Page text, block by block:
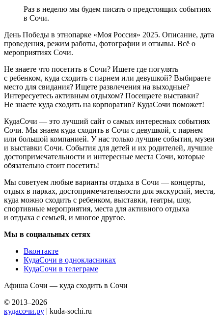
Раз в неделю мы будем писать о предстоящих событиях
в Сочи.
День Победы в этнопарке «Моя Россия» 2025. Описание, дата
проведения, режим работы, фотографии и отзывы. Всё о
мероприятиях Сочи.
Не знаете что посетить в Сочи? Ищете где погулять
с ребенком, куда сходить с парнем или девушкой? Выбираете
место для свидания? Ищете развлечения на выходные?
Интересуетесь активным отдыхом? Посещаете выставки?
Не знаете куда сходить на корпоратив? КудаСочи поможет!
КудаСочи — это лучший сайт о самых интересных событиях
Сочи. Мы знаем куда сходить в Сочи с девушкой, с парнем
или большой компанией. У нас только лучшие события, музеи
и выставки Сочи. События для детей и их родителей, лучшие
достопримечательности и интересные места Сочи, которые
обязательно стоит посетить!
Мы советуем любые варианты отдыха в Сочи — концерты,
отдых в парках, достопримечательности для экскурсий, места,
куда можно сходить с ребенком, выставки, театры, шоу,
спортивные мероприятия, места для активного отдыха
и отдыха с семьей, и многое другое.
Мы в социальных сетях
Вконтакте
КудаСочи в однокласниках
КудаСочи в телеграме
Афиша Сочи — куда сходить в Сочи
© 2013–2026
кудасочи.ру | kuda-sochi.ru